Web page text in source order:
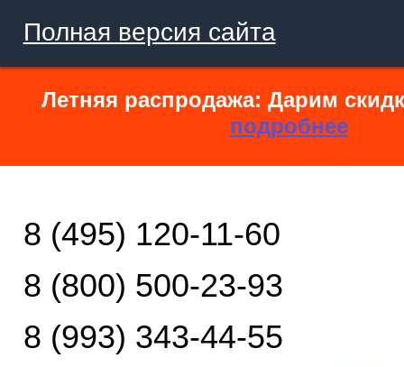
Полная версия сайта
Летняя распродажа: Дарим
подробнее
8 (495) 120-11-60
8 (800) 500-23-93
8 (993) 343-44-55